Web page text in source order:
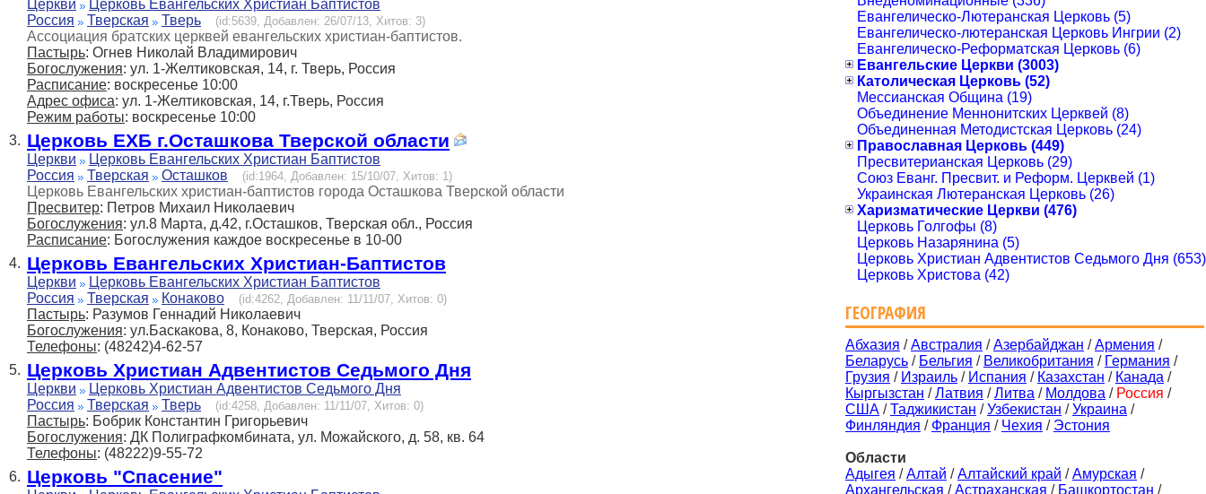
Церкви
Церковь Евангельских Христиан Баптистов
Россия
Тверская Тверь (id:5639, Добавлен: 26/07/13, Хитов: 3)
Ассоциация братских церквей евангельских христиан-баптистов.
Пастырь: Огнев Николай Владимирович
Богослужения: ул. 1-Желтиковская, 14, г. Тверь, Россия
Расписание: воскресенье 10:00
Адрес офиса: ул. 1-Желтиковская, 14, г.Тверь, Россия
Режим работы: воскресенье 10:00
3. Церковь ЕХБ г.Осташкова Тверской области
Церкви
Церковь Евангельских Христиан Баптистов
Россия
Тверская Осташков (id:1964, Добавлен: 15/10/07, Хитов: 1)
Церковь Евангельских христиан-баптистов города Осташкова Тверской области
Пресвитер: Петров Михаил Николаевич
Богослужения: ул.8 Марта, д.42, г.Осташков, Тверская обл., Россия
Расписание: Богослужения каждое воскресенье в 10-00
4. Церковь Евангельских Христиан-Баптистов
Церкви
Церковь Евангельских Христиан Баптистов
Россия
Тверская Конаково (id:4262, Добавлен: 11/11/07, Хитов: 0)
Пастырь: Разумов Геннадий Николаевич
Богослужения: ул.Баскакова, 8, Конаково, Тверская, Россия
Телефоны: (48242)4-62-57
5. Церковь Христиан Адвентистов Седьмого Дня
Церкви
Церковь Христиан Адвентистов Седьмого Дня
Россия
Тверская Тверь (id:4258, Добавлен: 11/11/07, Хитов: 0)
Пастырь: Бобрик Константин Григорьевич
Богослужения: ДК Полиграфкомбината, ул. Можайского, д. 58, кв. 64
Телефоны: (48222)9-55-72
6. Церковь "Спасение"
Евангелическо-Лютеранская Церковь (5)
Евангелическо-лютеранская Церковь Ингрии (2)
Евангелическо-Реформатская Церковь (6)
Евангельские Церкви (3003)
Католическая Церковь (52)
Мессианская Община (19)
Объединение Меннонитских Церквей (8)
Объединенная Методистская Церковь (24)
Православная Церковь (449)
Пресвитерианская Церковь (29)
Союз Еванг. Пресвит. и Реформ. Церквей (1)
Украинская Лютеранская Церковь (26)
Харизматические Церкви (476)
Церковь Голгофы (8)
Церковь Назарянина (5)
Церковь Христиан Адвентистов Седьмого Дня (653)
Церковь Христова (42)
ГЕОГРАФИЯ
Абхазия /Австралия /Азербайджан /Армения /
Беларусь / Бельгия / Великобритания / Германия /
Грузия / Израиль / Испания / Казахстан / Канада /
Кыргызстан /Латвия /Литва / Молдова / Россия /
США /Таджикистан /Узбекистан /Украина /
Финляндия / Франция / Чехия / Эстония
Области
Адыгея /Алтай /Алтайский край /Амурская /
Архангельская /Астраханская / Башкортостан /